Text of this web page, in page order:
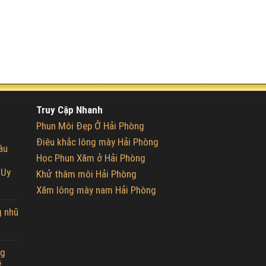
nhũ
Truy Cập Nhanh
Phun Môi Đẹp Ở Hải Phòng
Điêu khắc lông mày Hải Phòng
Học Phun Xăm ở Hải Phòng
Khử thâm môi Hải Phòng
Xăm lông mày nam Hải Phòng